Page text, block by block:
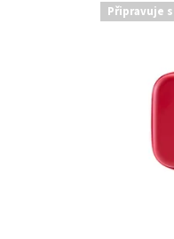
Připravuje